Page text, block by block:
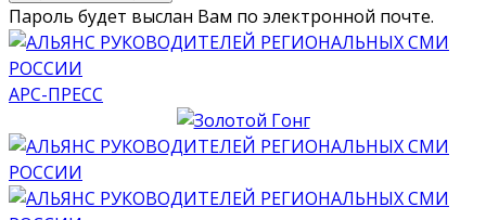
Пароль будет выслан Вам по электронной почте.
АРС-ПРЕСС